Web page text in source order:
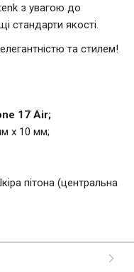
з увагою до
стандарти якості.
та стилем!
17 Air;
x 10 мм;
пітона (центральна